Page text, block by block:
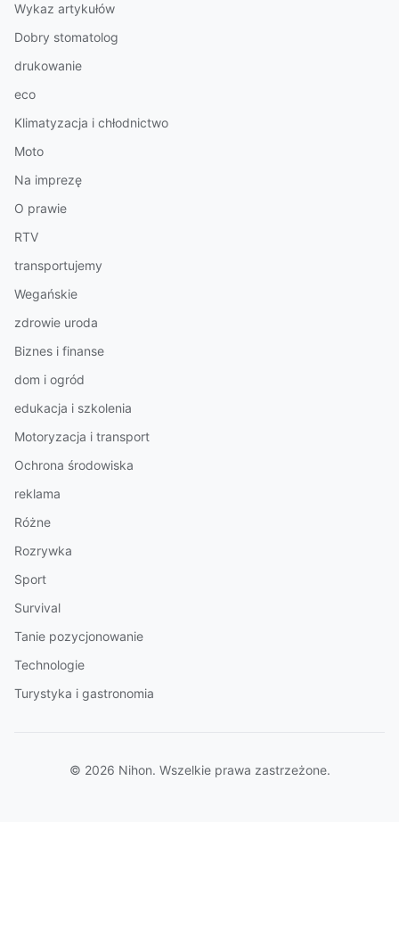
Wykaz artykułów
Dobry stomatolog
drukowanie
eco
Klimatyzacja i chłodnictwo
Moto
Na imprezę
O prawie
RTV
transportujemy
Wegańskie
zdrowie uroda
Biznes i finanse
dom i ogród
edukacja i szkolenia
Motoryzacja i transport
Ochrona środowiska
reklama
Różne
Rozrywka
Sport
Survival
Tanie pozycjonowanie
Technologie
Turystyka i gastronomia
© 2026 Nihon. Wszelkie prawa zastrzeżone.